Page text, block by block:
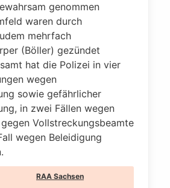
genommen
waren durch
mehrfach
(Böller) gezündet
hat die Polizei in vier
wegen
sowie gefährlicher
in zwei Fällen wegen
Vollstreckungsbeamte
wegen Beleidigung
RAA Sachsen